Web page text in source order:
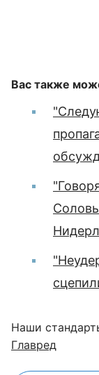
Вас также
Наши
Главред